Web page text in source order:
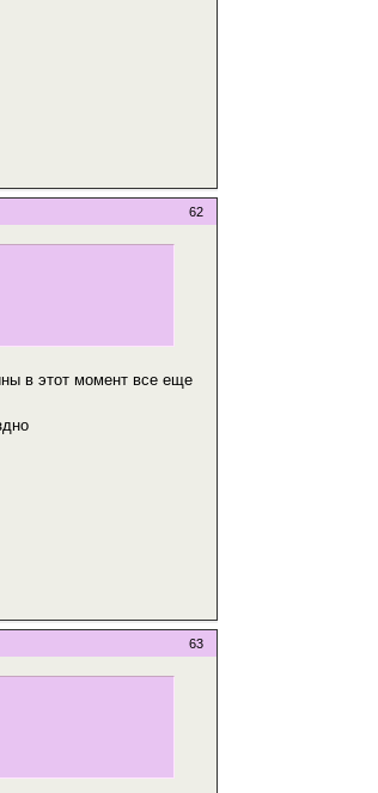
62
в этот момент все еще
63